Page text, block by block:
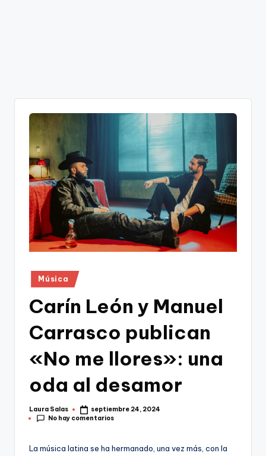
Publicado
en
Música
Carín León y Manuel
Carrasco publican
«No me llores»: una
oda al desamor
Publicado
por
Laura Salas
septiembre 24, 2024
No hay comentarios
La música latina se ha hermanado, una vez más, con la